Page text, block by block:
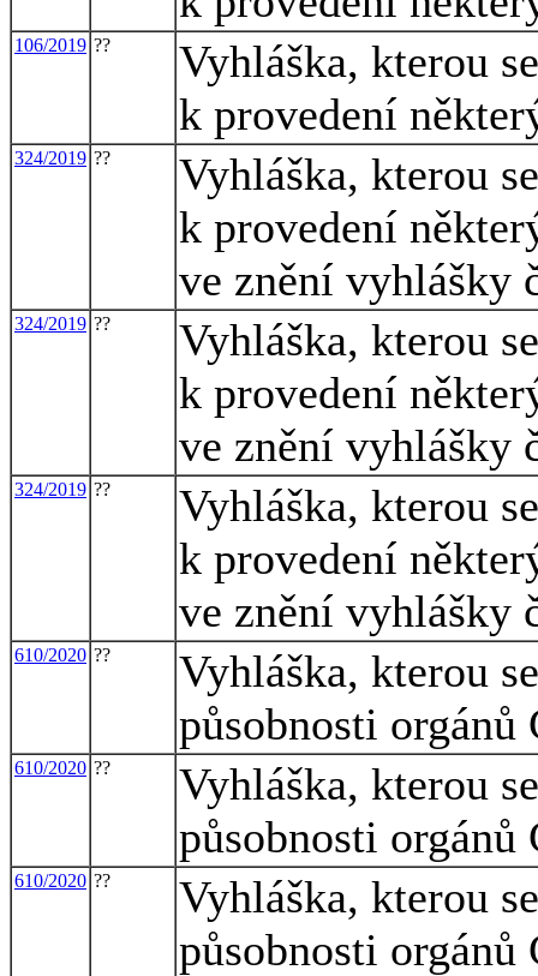
106/2019 ??
Vyhláška, kterou
k provedení
324/2019 ??
Vyhláška, kterou
k provedení
ve znění vyhlášky
324/2019 ??
Vyhláška, kterou
k provedení
ve znění vyhlášky
324/2019 ??
Vyhláška, kterou
k provedení
ve znění vyhlášky
610/2020 ??
Vyhláška, kterou
působnosti
610/2020 ??
Vyhláška, kterou
působnosti
610/2020 ??
Vyhláška, kterou
působnosti